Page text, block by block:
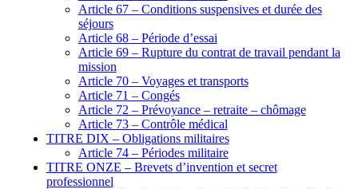
Article 67 – Conditions suspensives et durée des
séjours
Article 68 – Période d’essai
Article 69 – Rupture du contrat de travail pendant la
mission
Article 70 – Voyages et transports
Article 71 – Congés
Article 72 – Prévoyance – retraite – chômage
Article 73 – Contrôle médical
TITRE DIX – Obligations militaires
Article 74 – Périodes militaire
TITRE ONZE – Brevets d’invention et secret
professionnel